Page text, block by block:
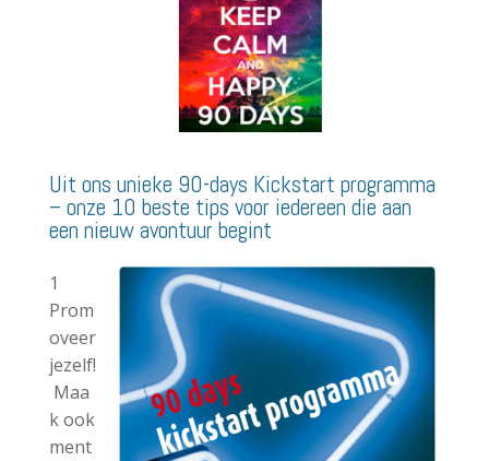
Uit ons unieke 90-days Kickstart programma
– onze 10 beste tips voor iedereen die aan
een nieuw avontuur begint
1
Prom
oveer
jezelf!
Maa
k ook
ment